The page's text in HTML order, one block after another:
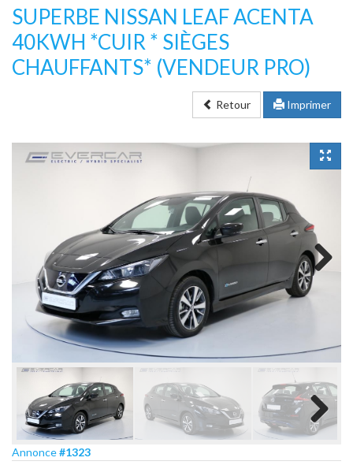
SUPERBE NISSAN LEAF ACENTA
40KWH *CUIR * SIÈGES
CHAUFFANTS* (VENDEUR PRO)
Retour Imprimer
Next
Next
Annonce#1323